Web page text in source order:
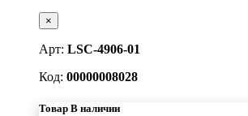
×
Арт: LSC-4906-01
Код: 00000008028
Товар В наличии